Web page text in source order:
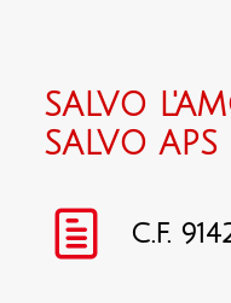
ASSOCIAZIONE
SOSTIENICI
DICONO DI NOI
SALVO
SALVO APS
C.F.